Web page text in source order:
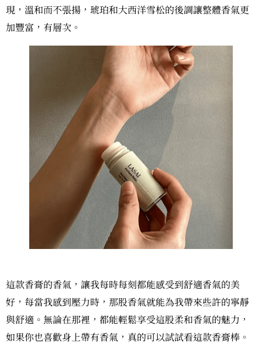
現，溫和而不張揚，琥珀和大西洋雪松的後調讓整體香氣更
加豐富，有層次。
這款香膏的香氣，讓我每時每刻都能感受到舒適香氣的美
好，每當我感到壓力時，那股香氣就能為我帶來些許的寧靜
與舒適。無論在那裡，都能輕鬆享受這股柔和香氣的魅力，
如果你也喜歡身上帶有香氣，真的可以試試看這款香膏棒。